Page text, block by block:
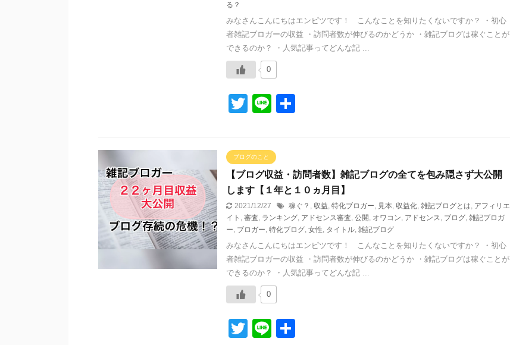
る？
みなさんこんにちはエンピツです！ こんなことを知りたくないですか？ ・初心
者雑記ブロガーの収益 ・訪問者数が伸びるのかどうか ・雑記ブログは稼ぐことが
できるのか？ ・人気記事ってどんな記 ...
0
T
er
Li
ブログのこと
【ブログ収益・訪問者数】雑記ブログの全てを包み隠さず大公開
します【１年と１０ヵ月目】
2021/12/27 稼ぐ？ , 収益, 特化ブロガー, 見本, 収益化, 雑記ブログとは, アフィリエ
イト , 審査, ランキング, アドセンス審査, 公開 , オワコン, アドセンス, ブログ, 雑記ブロガ
ー, ブロガー, 特化ブログ, 女性, タイトル, 雑記ブログ
みなさんこんにちはエンピツです！ こんなことを知りたくないですか？ ・初心
者雑記ブロガーの収益 ・訪問者数が伸びるのかどうか ・雑記ブログは稼ぐことが
できるのか？ ・人気記事ってどんな記 ...
0
T
Li